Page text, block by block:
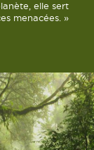
elle sert
menacées. »